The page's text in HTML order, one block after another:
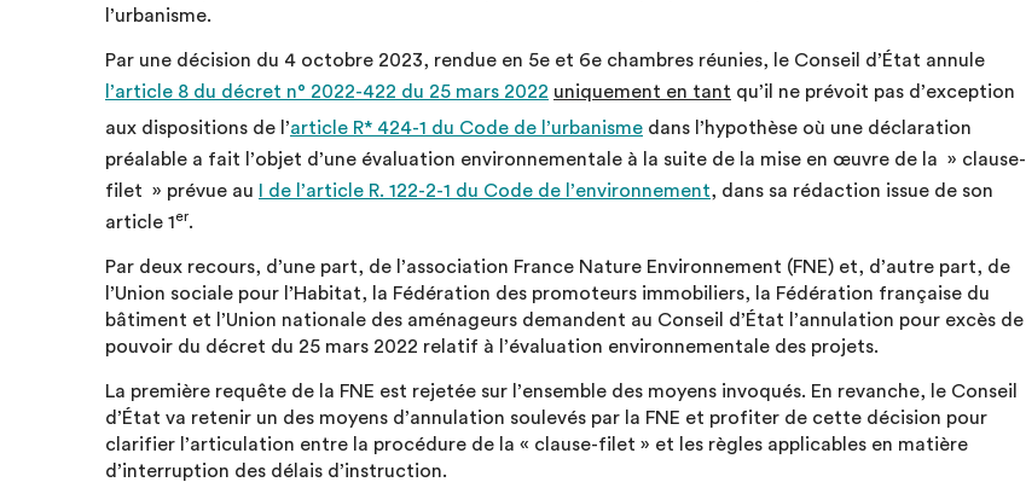
l’urbanisme.
Par une décision du 4 octobre 2023, rendue en 5e et 6e chambres réunies, le Conseil d’État annule
l’article 8 du décret n° 2022-422 du 25 mars 2022 uniquement en tant qu’il ne prévoit pas d’exception
aux dispositions de l’article R* 424-1 du Code de l’urbanisme dans l’hypothèse où une déclaration
préalable a fait l’objet d’une évaluation environnementale à la suite de la mise en œuvre de la » clause-
filet » prévue au
I de l’article R. 122-2-1 du Code de l’environnement, dans sa rédaction issue de son
article 1er.
Par deux recours, d’une part, de l’association France Nature Environnement (FNE) et, d’autre part, de
l’Union sociale pour l’Habitat, la Fédération des promoteurs immobiliers, la Fédération française du
bâtiment et l’Union nationale des aménageurs demandent au Conseil d’État l’annulation pour excès de
pouvoir du décret du 25 mars 2022 relatif à l’évaluation environnementale des projets.
La première requête de la FNE est rejetée sur l’ensemble des moyens invoqués. En revanche, le Conseil
d’État va retenir un des moyens d’annulation soulevés par la FNE et profiter de cette décision pour
clarifier l’articulation entre la procédure de la « clause-filet » et les règles applicables en matière
d’interruption des délais d’instruction.